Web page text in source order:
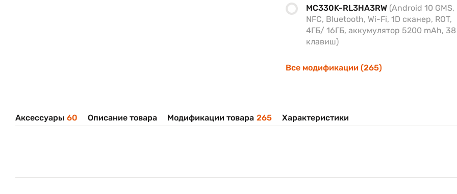
MC330K-RL3HA3RW (Android 10 GMS,
NFC, Bluetooth, Wi-Fi, 1D сканер, ROT,
4ГБ/ 16ГБ, аккумулятор 5200 mAh, 38
клавиш)
Все модификации (265)
Аксессуары 60 Описание товара Модификации товара 265 Характеристики